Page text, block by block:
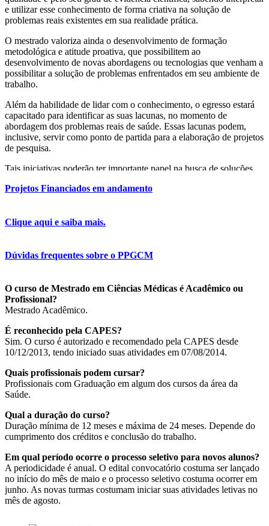
e utilizar esse conhecimento de forma criativa na solução de
problemas reais existentes em sua realidade prática.
O mestrado valoriza ainda o desenvolvimento de formação
metodológica e atitude proativa, que possibilitem ao
desenvolvimento de novas abordagens ou tecnologias que venham a
possibilitar a solução de problemas enfrentados em seu ambiente de
trabalho.
Além da habilidade de lidar com o conhecimento, o egresso estará
capacitado para identificar as suas lacunas, no momento de
abordagem dos problemas reais de saúde. Essas lacunas podem,
inclusive, servir como ponto de partida para a elaboração de projetos
de pesquisa.
Tais iniciativas poderão ter importante papel na busca de soluções
realidade sanitária da comunidade, possibilitando assim a melhoria
dependência em relação aos países mais desenvolvidos.
Projetos Financiados em andamento
Clique aqui e saiba mais.
Dúvidas frequentes sobre o PPGCM
O curso de Mestrado em Ciências Médicas é Acadêmico ou
Profissional?
Mestrado Acadêmico.
É reconhecido pela CAPES?
Sim. O curso é autorizado e recomendado pela CAPES desde
10/12/2013, tendo iniciado suas atividades em 07/08/2014.
Quais profissionais podem cursar?
Profissionais com Graduação em algum dos cursos da área da
Saúde.
Qual a duração do curso?
Duração mínima de 12 meses e máxima de 24 meses. Depende do
cumprimento dos créditos e conclusão do trabalho.
Em qual período ocorre o processo seletivo para novos alunos?
A periodicidade é anual. O edital convocatório costuma ser lançado
no início do mês de maio e o processo seletivo costuma ocorrer em
junho. As novas turmas costumam iniciar suas atividades letivas no
mês de agosto.